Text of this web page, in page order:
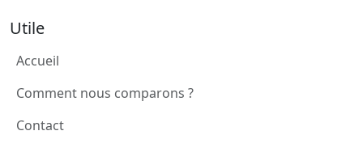
Utile
Accueil
Comment nous comparons ?
Contact